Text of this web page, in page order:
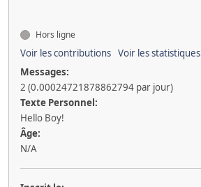
Hors ligne
Voir les contributions Voir les statistiques
Messages:
2 (0.00024721878862794 par jour)
Texte Personnel:
Hello Boy!
Âge:
N/A